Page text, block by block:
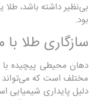
بی‌نظیر داشته باشد،
بود.
سازگاری طلا
دهان محیطی پیچیده با
مختلف است که می‌تواند
دلیل پایداری شیمیایی